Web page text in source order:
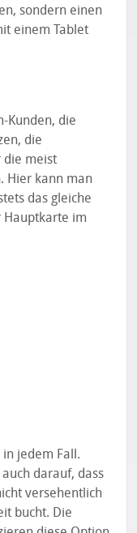
sondern einen
einem Tablet
Kunden, die
die
die meist
Hier kann man
das gleiche
Hauptkarte im
in jedem Fall.
darauf, dass
versehentlich
bucht. Die